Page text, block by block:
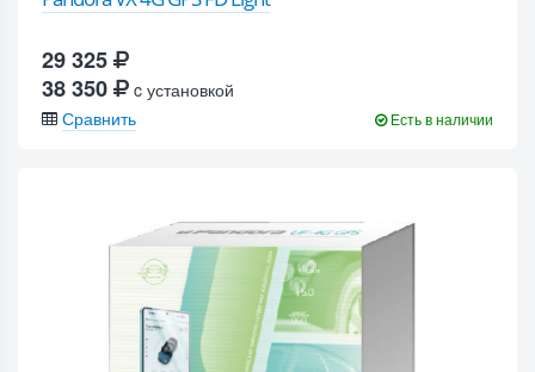
29 325
38 350
c установкой
Сравнить
Есть в наличии